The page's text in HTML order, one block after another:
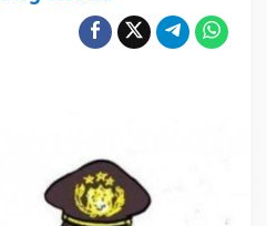
k